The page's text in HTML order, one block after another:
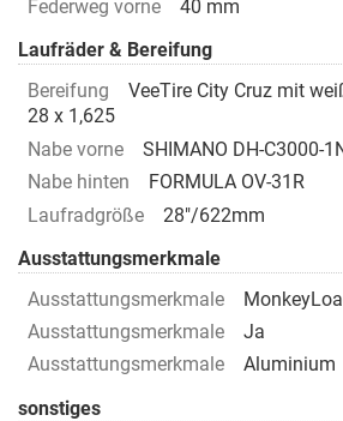
Federweg vorne
40 mm
Laufräder & Bereifung
Bereifung
VeeTire City Cruz mit
28 x 1,625
Nabe vorne
SHIMANO DH-C3000-
Nabe hinten
FORMULA OV-31R
Laufradgröße
28"/622mm
Ausstattungsmerkmale
Ausstattungsmerkmale
Ausstattungsmerkmale
Ja
Ausstattungsmerkmale
Aluminium
sonstiges